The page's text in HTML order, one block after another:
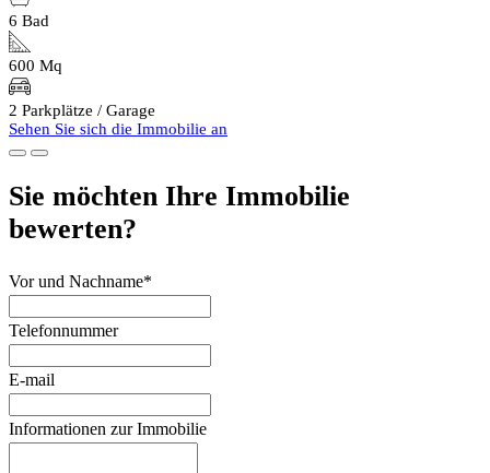
6 Bad
600 Mq
2 Parkplätze / Garage
Sehen Sie sich die Immobilie an
Sie möchten Ihre Immobilie
bewerten?
Vor und Nachname*
Telefonnummer
E-mail
Informationen zur Immobilie